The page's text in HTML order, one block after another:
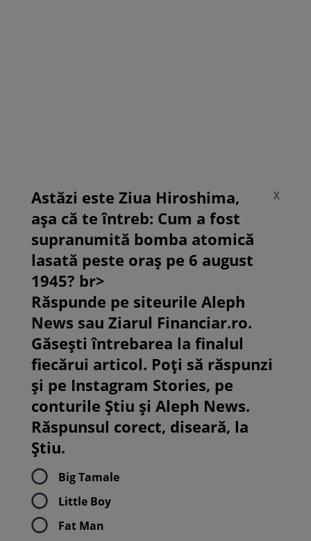
X
Astăzi este Ziua Hiroshima,
așa că te întreb: Cum a fost
supranumită bomba atomică
lasată peste oraș pe 6 august
1945? br>
Răspunde pe siteurile Aleph
News sau Ziarul Financiar.ro.
Găsești întrebarea la finalul
fiecărui articol. Poți să răspunzi
și pe Instagram Stories, pe
conturile Știu și Aleph News.
Răspunsul corect, diseară, la
Știu.
Big Tamale
Little Boy
Fat Man